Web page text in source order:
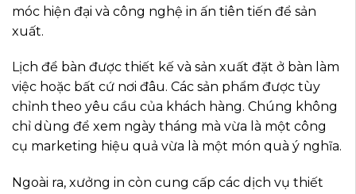
móc hiện đại và công nghệ in ấn tiên tiến để sản
xuất.
Lịch để bàn được thiết kế và sản xuất đặt ở bàn làm
việc hoặc bất cứ nơi đâu. Các sản phẩm được tùy
chỉnh theo yêu cầu của khách hàng. Chúng không
chỉ dùng để xem ngày tháng mà vừa là một công
cụ marketing hiệu quả vừa là một món quà ý nghĩa.
Ngoài ra, xưởng in còn cung cấp các dịch vụ thiết